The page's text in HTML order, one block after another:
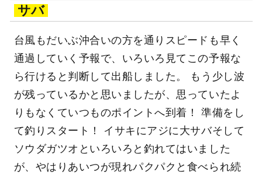
サバ
台風もだいぶ沖合いの方を通りスピードも早く
通過していく予報で、いろいろ見てこの予報な
ら行けると判断して出船しました。 もう少し波
が残っているかと思いましたが、思っていたよ
りもなくていつものポイントへ到着！ 準備をし
て釣りスタート！ イサキにアジに大サバそして
ソウダガツオといろいろと釣れてはいました
が、やはりあいつが現れパクパクと食べられ続